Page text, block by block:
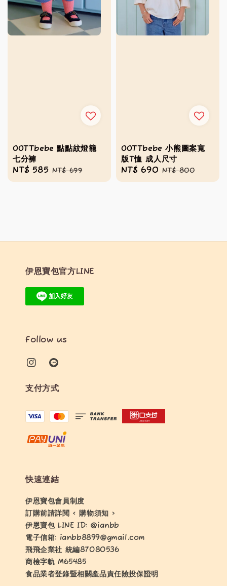
OOTTbebe 點點紋燈籠
七分褲
Sale
price
NT$ 585 Regular
price
NT$ 699
OOTTbebe 小熊圖案寬
版T恤 成人尺寸
Sale
price
NT$ 690 Regular
price
NT$ 800
伊恩寶包官方LINE
Follow us
支付方式
快速連結
伊恩寶包會員制度
訂購前請詳閱 < 購物須知 >
伊恩寶包 LINE ID: @ianbb
電子信箱: ianbb8899@gmail.com
飛飛企業社 統編87080536
商檢字軌 M65485
食品業者登錄暨相關產品責任險投保證明